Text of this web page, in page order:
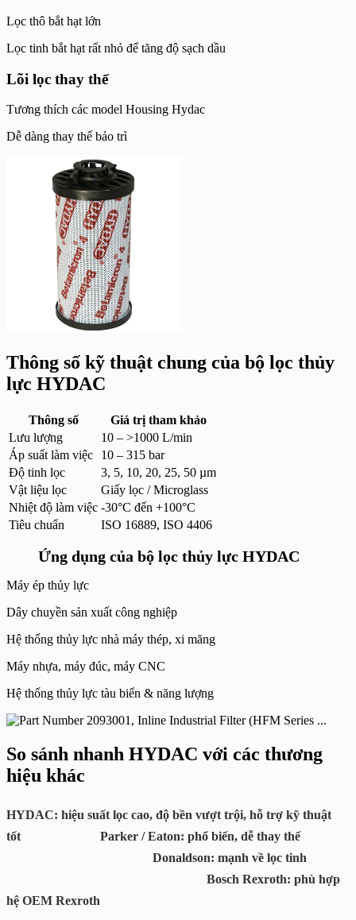
Lọc thô bắt hạt lớn
Lọc tinh bắt hạt rất nhỏ để tăng độ sạch dầu
Lõi lọc thay thế
Tương thích các model Housing Hydac
Dễ dàng thay thế bảo trì
Thông số kỹ thuật chung của bộ lọc thủy
lực HYDAC
Thông số
Giá trị tham khảo
Lưu lượng
10 – >1000 L/min
Áp suất làm việc
10 – 315 bar
Độ tinh lọc
3, 5, 10, 20, 25, 50 µm
Vật liệu lọc
Giấy lọc / Microglass
Nhiệt độ làm việc -30°C đến +100°C
Tiêu chuẩn
ISO 16889, ISO 4406
Ứng dụng của bộ lọc thủy lực HYDAC
Máy ép thủy lực
Dây chuyền sản xuất công nghiệp
Hệ thống thủy lực nhà máy thép, xi măng
Máy nhựa, máy đúc, máy CNC
Hệ thống thủy lực tàu biển & năng lượng
So sánh nhanh HYDAC với các thương
hiệu khác
HYDAC: hiệu suất lọc cao, độ bền vượt trội, hỗ trợ kỹ thuật
tốt Parker / Eaton: phổ biến, dễ thay thế
Donaldson: mạnh về lọc tinh
Bosch Rexroth: phù hợp
hệ OEM Rexroth